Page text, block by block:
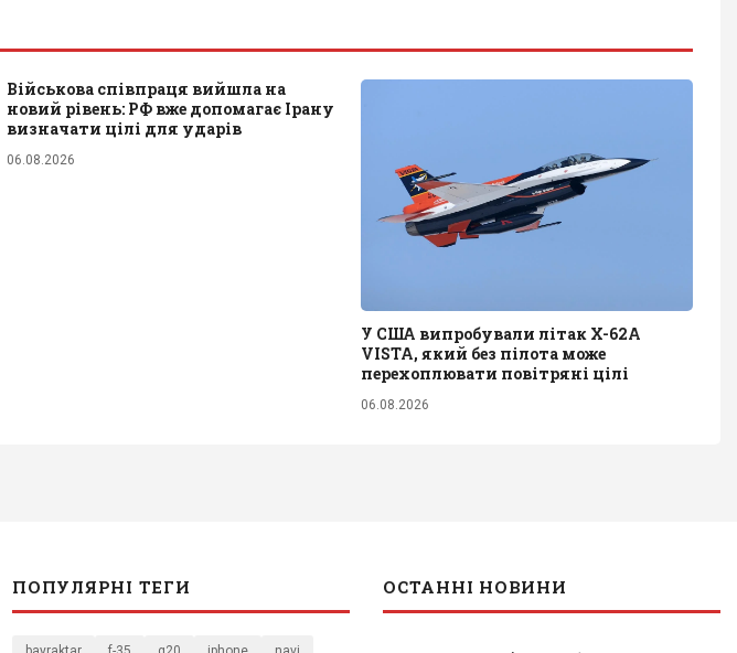
Військова співпраця вийшла на
новий рівень: РФ вже допомагає Ірану
визначати цілі для ударів
06.08.2026
У США випробували літак X-62A
VISTA, який без пілота може
перехоплювати повітряні цілі
06.08.2026
ПОПУЛЯРНІ ТЕГИ ОСТАННІ НОВИНИ